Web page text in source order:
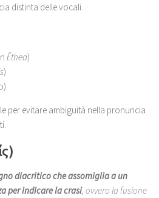
distinta delle vocali.
Êthea)
)
per evitare ambiguità nella pronuncia
diacritico che assomiglia a un
per indicare la crasi, ovvero la fusione